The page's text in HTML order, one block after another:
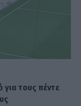
τους πέντε